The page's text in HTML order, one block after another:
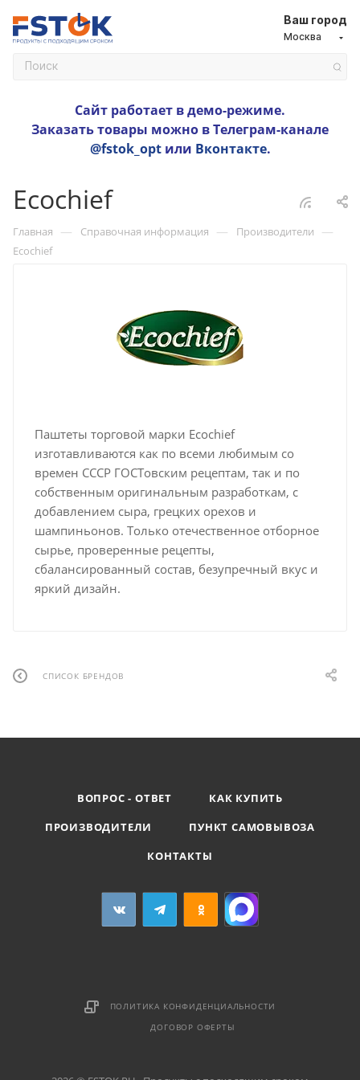
Ваш город
Москва
Сайт работает в демо-режиме.
Заказать товары можно в Телеграм-канале
@fstok_optили Вконтакте.
Ecochief
Главная — Справочная информация — Производители —
Ecochief
Паштеты торговой марки Ecochief
изготавливаются как по всеми любимым со
времен СССР ГОСТовским рецептам, так и по
собственным оригинальным разработкам, с
добавлением сыра, грецких орехов и
шампиньонов. Только отечественное отборное
сырье, проверенные рецепты,
сбалансированный состав, безупречный вкус и
яркий дизайн.
СПИСОК БРЕНДОВ
ВОПРОС - ОТВЕТ
КАК КУПИТЬ
ПРОИЗВОДИТЕЛИ
ПУНКТ САМОВЫВОЗА
КОНТАКТЫ
ПОЛИТИКА КОНФИДЕНЦИАЛЬНОСТИ
ДОГОВОР ОФЕРТЫ